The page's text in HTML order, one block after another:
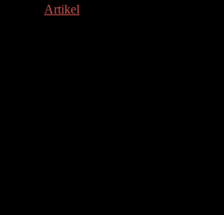
Artikel